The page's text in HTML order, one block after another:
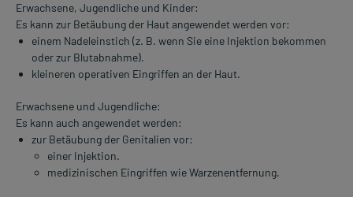
Erwachsene, Jugendliche und Kinder:
Es kann zur Betäubung der Haut angewendet werden vor:
einem Nadeleinstich (z. B. wenn Sie eine Injektion bekommen
oder zur Blutabnahme).
kleineren operativen Eingriffen an der Haut.
Erwachsene und Jugendliche:
Es kann auch angewendet werden:
zur Betäubung der Genitalien vor:
einer Injektion.
medizinischen Eingriffen wie Warzenentfernung.